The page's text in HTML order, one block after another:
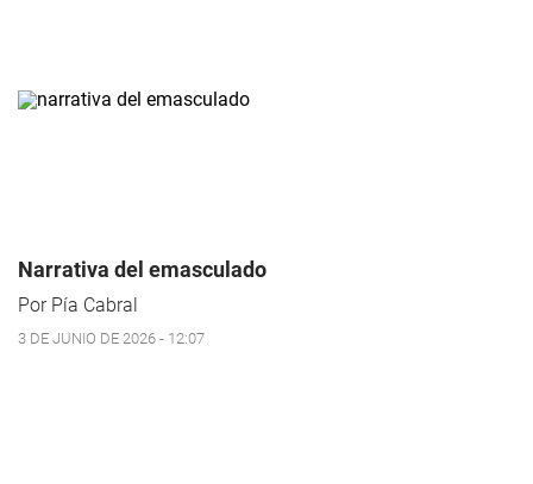
Narrativa del emasculado
Por Pía Cabral
3 DE JUNIO DE 2026 - 12:07